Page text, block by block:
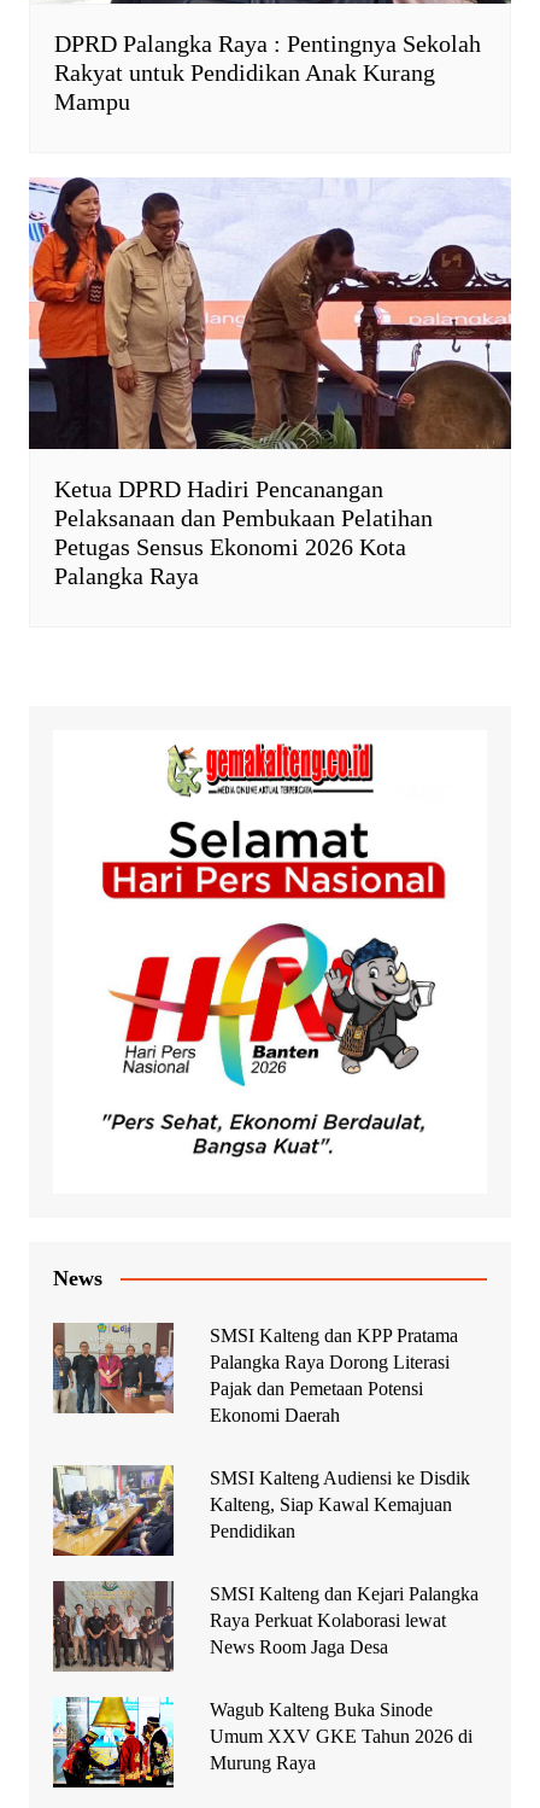
DPRD Palangka Raya : Pentingnya Sekolah
Rakyat untuk Pendidikan Anak Kurang
Mampu
Ketua DPRD Hadiri Pencanangan
Pelaksanaan dan Pembukaan Pelatihan
Petugas Sensus Ekonomi 2026 Kota
Palangka Raya
News
SMSI Kalteng dan KPP Pratama
Palangka Raya Dorong Literasi
Pajak dan Pemetaan Potensi
Ekonomi Daerah
SMSI Kalteng Audiensi ke Disdik
Kalteng, Siap Kawal Kemajuan
Pendidikan
SMSI Kalteng dan Kejari Palangka
Raya Perkuat Kolaborasi lewat
News Room Jaga Desa
Wagub Kalteng Buka Sinode
Umum XXV GKE Tahun 2026 di
Murung Raya